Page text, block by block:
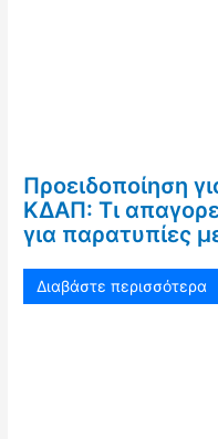
Προειδοποίηση
ΚΔΑΠ: Τι
για παρατυπίες
Διαβάστε περισσότερα